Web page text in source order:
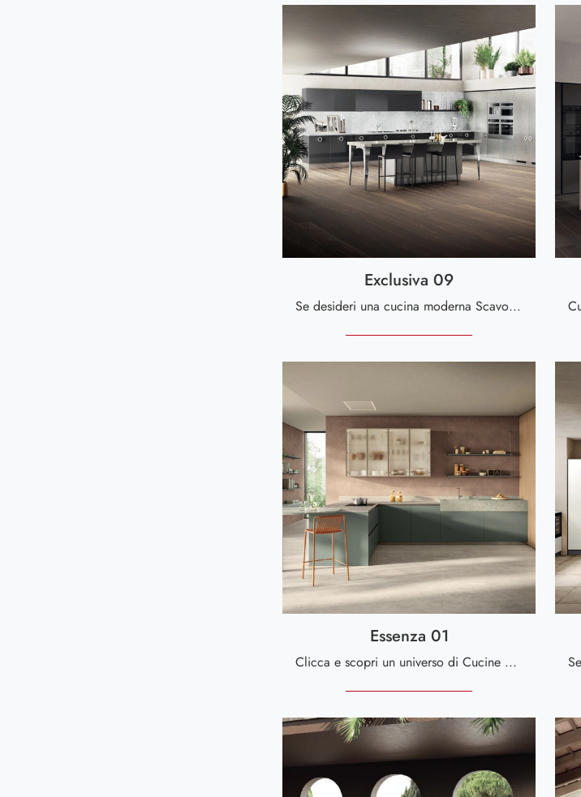
Exclusiva 09
Se desideri una cucina moderna Scavolini, Exclusiva 09 in laccato lucido ti attende nel nostro negozio di Cucine Moderne ad angolo.
Essenza 01
Clicca e scopri un universo di Cucine Moderne con penisola: la cucina Essenza 01 Scavolini in melaminico ti attende!